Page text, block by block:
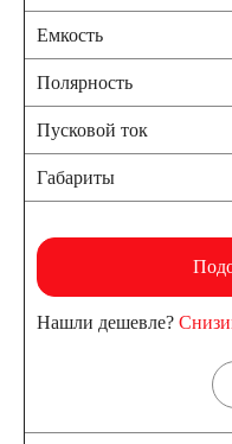
Емкость
Полярность
Пусковой ток
Габариты
Нашли дешевле?